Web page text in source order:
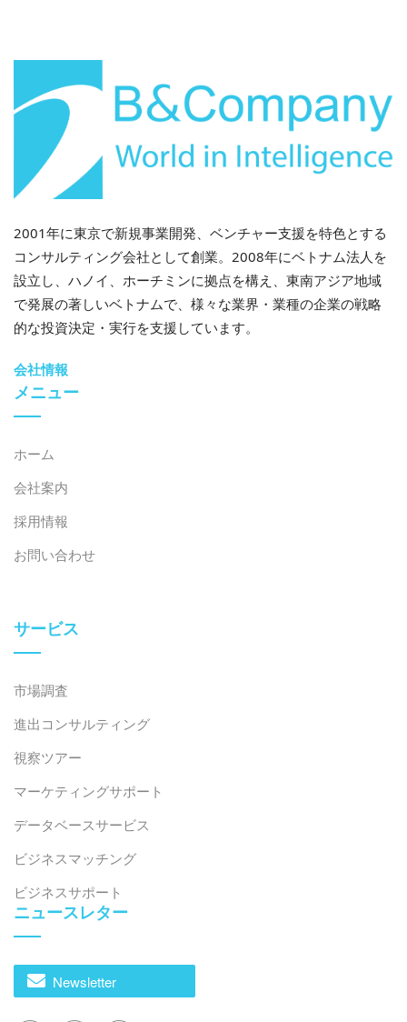
2026年7月28日
ベトナムにおける質の高い人材育成：政策上の優先事項
ベトナムのアパレル市場の進化
2026年7月27日
ベトナムにおけるデジタル変革の文脈における労働市場
の不足
2001年に東京で新規事業開発、ベンチャー支援を特色とする
コンサルティング会社として創業。2008年にベトナム法人を
設立し、ハノイ、ホーチミンに拠点を構え、東南アジア地域
で発展の著しいベトナムで、様々な業界・業種の企業の戦略
的な投資決定・実行を支援しています。
会社情報
メニュー
ホーム
会社案内
採用情報
お問い合わせ
サービス
市場調査
進出コンサルティング
視察ツアー
マーケティングサポート
データベースサービス
ビジネスマッチング
ビジネスサポート
ニュースレター
Newsletter